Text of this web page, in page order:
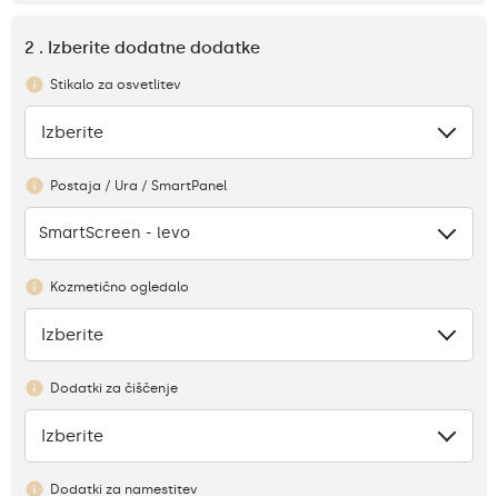
2 . Izberite dodatne dodatke
Stikalo za osvetlitev
Ni
Izberite
Postaja / Ura / SmartPanel
SmartScreen - levo
Kozmetično ogledalo
Ni
Izberite
Dodatki za čiščenje
Ni
Izberite
Dodatki za namestitev